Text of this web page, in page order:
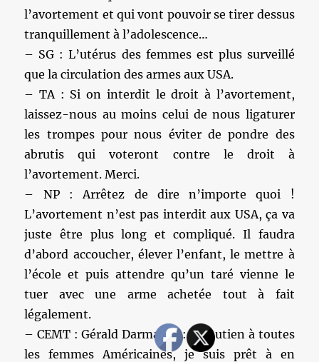
l’avortement et qui vont pouvoir se tirer dessus
tranquillement à l’adolescence…
– SG : L’utérus des femmes est plus surveillé
que la circulation des armes aux USA.
– TA : Si on interdit le droit à l’avortement,
laissez-nous au moins celui de nous ligaturer
les trompes pour nous éviter de pondre des
abrutis qui voteront contre le droit à
l’avortement. Merci.
– NP : Arrêtez de dire n’importe quoi !
L’avortement n’est pas interdit aux USA, ça va
juste être plus long et compliqué. Il faudra
d’abord accoucher, élever l’enfant, le mettre à
l’école et puis attendre qu’un taré vienne le
tuer avec une arme achetée tout à fait
légalement.
– CEMT : Gérald Darmanin : « Soutien à toutes
les femmes Américaines, je suis prêt à en